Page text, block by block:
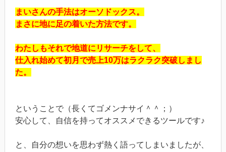
まいさんの手法はオーソドックス。
まさに地に足の着いた方法です。
わたしもそれで地道にリサーチをして、
仕入れ始めて初月で売上10万はラクラク突破しまし
た。
ということで（長くてゴメンナサイ＾＾；）
安心して、自信を持ってオススメできるツールです♪
と、自分の想いを思わず熱く語ってしまいましたが、